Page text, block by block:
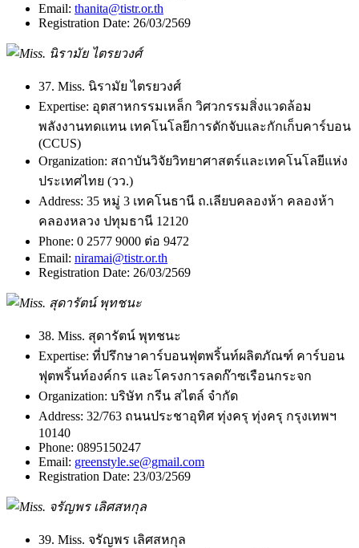
Email: thanita@tistr.or.th
Registration Date: 26/03/2569
37. Miss. นิรามัย ไตรยวงศ์
Expertise: อุตสาหกรรมเหล็ก วิศวกรรมสิ่งแวดล้อม
พลังงานทดแทน เทคโนโลยีการดักจับและกักเก็บคาร์บอน
(CCUS)
Organization: สถาบันวิจัยวิทยาศาสตร์และเทคโนโลยีแห่ง
ประเทศไทย (วว.)
Address: 35 หมู่ 3 เทคโนธานี ถ.เลียบคลองห้า คลองห้า
คลองหลวง ปทุมธานี 12120
Phone: 0 2577 9000 ต่อ 9472
Email: niramai@tistr.or.th
Registration Date: 26/03/2569
38. Miss. สุดารัตน์ พุทชนะ
Expertise: ที่ปรึกษาคาร์บอนฟุตพริ้นท์ผลิตภัณฑ์ คาร์บอน
ฟุตพริ้นท์องค์กร และโครงการลดก๊าซเรือนกระจก
Organization: บริษัท กรีน สไตล์ จำกัด
Address: 32/763 ถนนประชาอุทิศ ทุ่งครุ ทุ่งครุ กรุงเทพฯ
10140
Phone: 0895150247
Email: greenstyle.se@gmail.com
Registration Date: 23/03/2569
39. Miss. จรัญพร เลิศสหกุล